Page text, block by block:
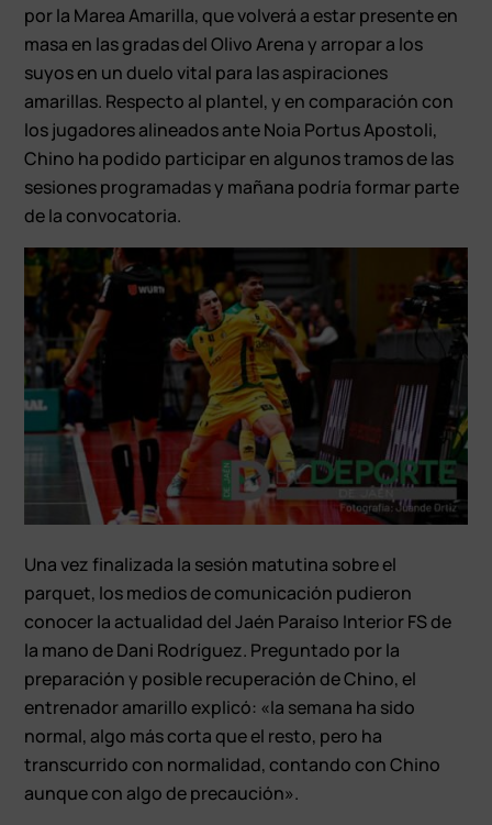
por la Marea Amarilla, que volverá a estar presente en
masa en las gradas del Olivo Arena y arropar a los
suyos en un duelo vital para las aspiraciones
amarillas. Respecto al plantel, y en comparación con
los jugadores alineados ante Noia Portus Apostoli,
Chino ha podido participar en algunos tramos de las
sesiones programadas y mañana podría formar parte
de la convocatoria.
Una vez finalizada la sesión matutina sobre el
parquet, los medios de comunicación pudieron
conocer la actualidad del Jaén Paraíso Interior FS de
la mano de Dani Rodríguez. Preguntado por la
preparación y posible recuperación de Chino, el
entrenador amarillo explicó: «la semana ha sido
normal, algo más corta que el resto, pero ha
transcurrido con normalidad, contando con Chino
aunque con algo de precaución».